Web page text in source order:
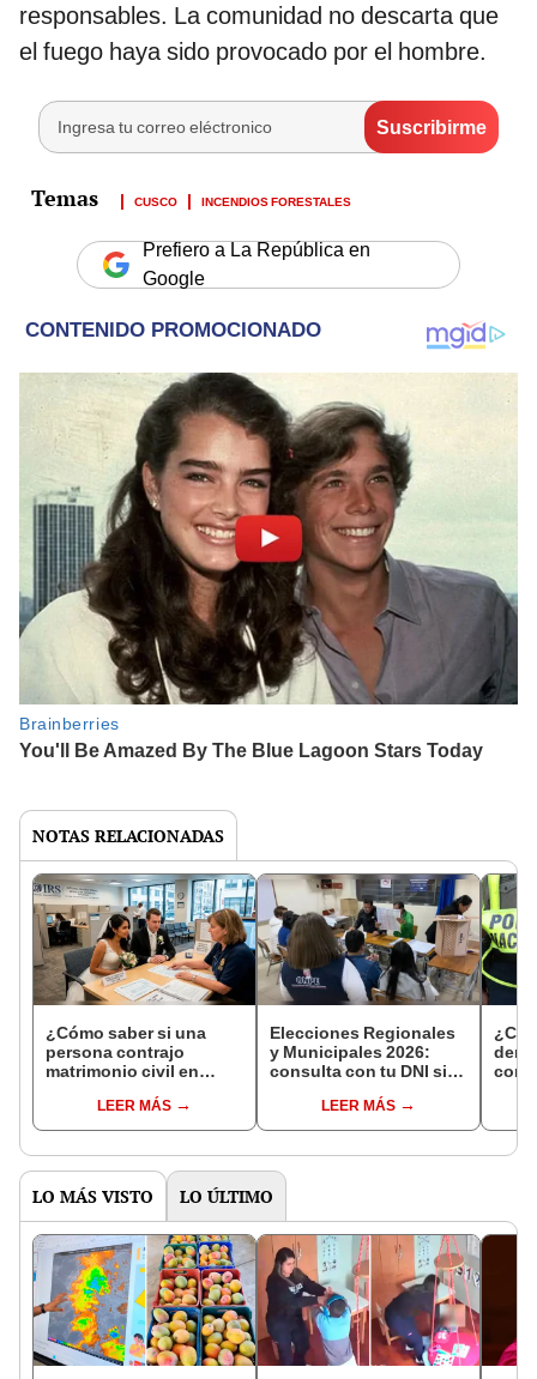
responsables. La comunidad no descarta que
el fuego haya sido provocado por el hombre.
CUSCO INCENDIOS FORESTALES
Prefiero a La República en
Google
NOTAS RELACIONADAS
¿Cómo saber si una
persona contrajo
matrimonio civil en
LEER MÁS
Elecciones Regionales
y Municipales 2026:
consulta con tu DNI si
de mesa para este 4 de
octubre en el link oficial
LEER MÁS
con
LO MÁS VISTO LO ÚLTIMO